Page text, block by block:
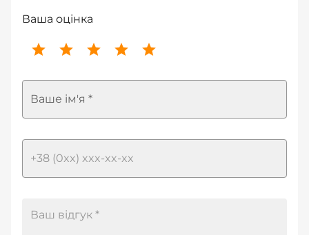
Ваша оцінка
Ваше ім'я *